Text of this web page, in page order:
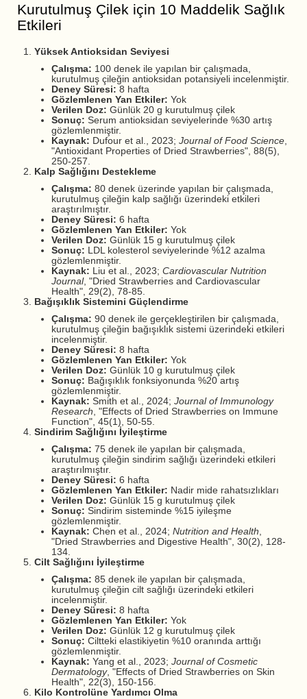
Kurutulmuş Çilek için 10 Maddelik Sağlık
Etkileri
Yüksek Antioksidan Seviyesi
Çalışma: 100 denek ile yapılan bir çalışmada,
kurutulmuş çileğin antioksidan potansiyeli incelenmiştir.
Deney Süresi: 8 hafta
Gözlemlenen Yan Etkiler: Yok
Verilen Doz: Günlük 20 g kurutulmuş çilek
Sonuç: Serum antioksidan seviyelerinde %30 artış
gözlemlenmiştir.
Kaynak: Dufour et al., 2023; Journal of Food Science,
"Antioxidant Properties of Dried Strawberries", 88(5),
250-257.
Kalp Sağlığını Destekleme
Çalışma: 80 denek üzerinde yapılan bir çalışmada,
kurutulmuş çileğin kalp sağlığı üzerindeki etkileri
araştırılmıştır.
Deney Süresi: 6 hafta
Gözlemlenen Yan Etkiler: Yok
Verilen Doz: Günlük 15 g kurutulmuş çilek
Sonuç: LDL kolesterol seviyelerinde %12 azalma
gözlemlenmiştir.
Kaynak: Liu et al., 2023; Cardiovascular Nutrition
Journal, "Dried Strawberries and Cardiovascular
Health", 29(2), 78-85.
Bağışıklık Sistemini Güçlendirme
Çalışma: 90 denek ile gerçekleştirilen bir çalışmada,
kurutulmuş çileğin bağışıklık sistemi üzerindeki etkileri
incelenmiştir.
Deney Süresi: 8 hafta
Gözlemlenen Yan Etkiler: Yok
Verilen Doz: Günlük 10 g kurutulmuş çilek
Sonuç: Bağışıklık fonksiyonunda %20 artış
gözlemlenmiştir.
Kaynak: Smith et al., 2024; Journal of Immunology
Research, "Effects of Dried Strawberries on Immune
Function", 45(1), 50-55.
Sindirim Sağlığını İyileştirme
Çalışma: 75 denek ile yapılan bir çalışmada,
kurutulmuş çileğin sindirim sağlığı üzerindeki etkileri
araştırılmıştır.
Deney Süresi: 6 hafta
Gözlemlenen Yan Etkiler: Nadir mide rahatsızlıkları
Verilen Doz: Günlük 15 g kurutulmuş çilek
Sonuç: Sindirim sisteminde %15 iyileşme
gözlemlenmiştir.
Kaynak: Chen et al., 2024; Nutrition and Health,
"Dried Strawberries and Digestive Health", 30(2), 128-
134.
Cilt Sağlığını İyileştirme
Çalışma: 85 denek ile yapılan bir çalışmada,
kurutulmuş çileğin cilt sağlığı üzerindeki etkileri
incelenmiştir.
Deney Süresi: 8 hafta
Gözlemlenen Yan Etkiler: Yok
Verilen Doz: Günlük 12 g kurutulmuş çilek
Sonuç: Ciltteki elastikiyetin %10 oranında arttığı
gözlemlenmiştir.
Kaynak: Yang et al., 2023; Journal of Cosmetic
Dermatology, "Effects of Dried Strawberries on Skin
Health", 22(3), 150-156.
Kilo Kontrolüne Yardımcı Olma